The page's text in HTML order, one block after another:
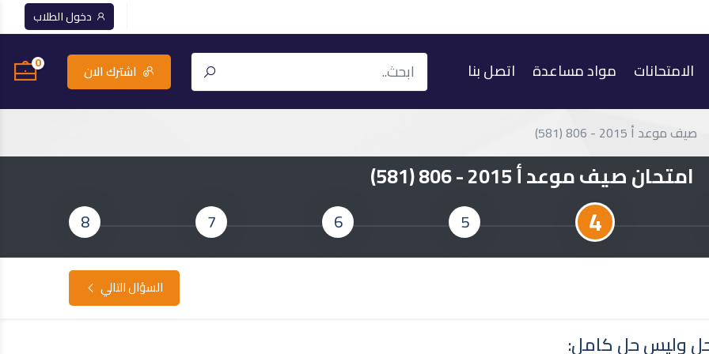
دخول الطلاب
الامتحانات مواد مساعدة اتصل بنا اشترك الان 0
صيف موعد أ 2015 - 806 (581)
امتحان صيف موعد أ 2015 - 806 (581)
4
5
6
7
8
السؤال التالي